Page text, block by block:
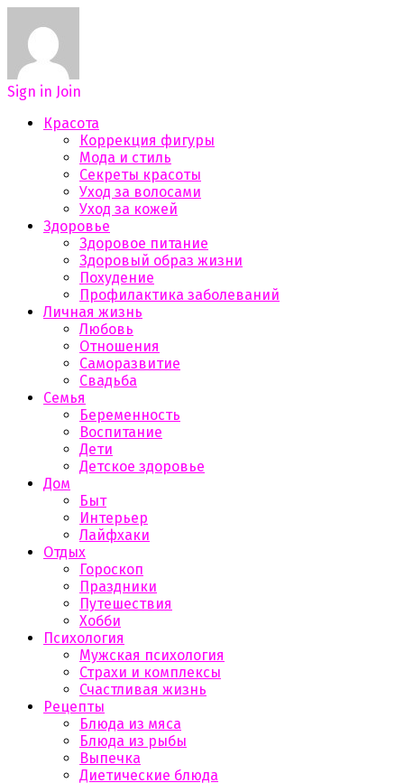
Sign in Join
Красота
Коррекция фигуры
Мода и стиль
Секреты красоты
Уход за волосами
Уход за кожей
Здоровье
Здоровое питание
Здоровый образ жизни
Похудение
Профилактика заболеваний
Личная жизнь
Любовь
Отношения
Саморазвитие
Свадьба
Семья
Беременность
Воспитание
Дети
Детское здоровье
Дом
Быт
Интерьер
Лайфхаки
Отдых
Гороскоп
Праздники
Путешествия
Хобби
Психология
Мужская психология
Страхи и комплексы
Счастливая жизнь
Рецепты
Блюда из мяса
Блюда из рыбы
Выпечка
Диетические блюда